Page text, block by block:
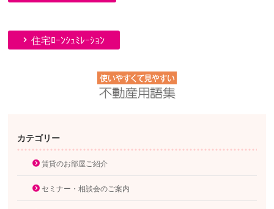
住宅ﾛｰﾝｼｭﾐﾚｰｼｮﾝ
カテゴリー
賃貸のお部屋ご紹介
セミナー・相談会のご案内